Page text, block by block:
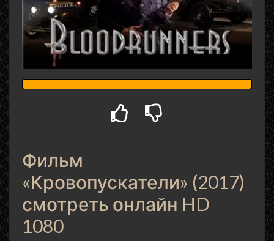
Фильм
«Кровопускатели» (2017)
смотреть онлайн HD
1080